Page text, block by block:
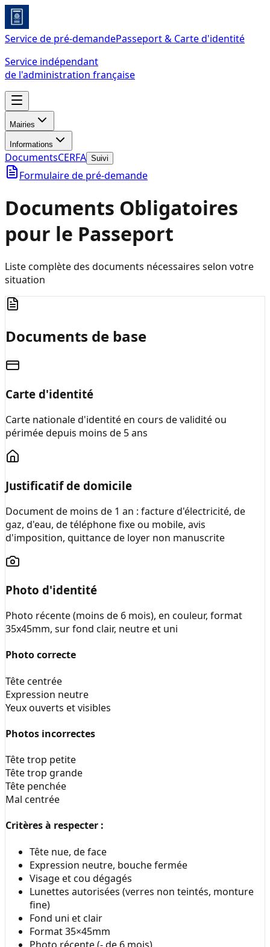
Service de pré-demandePasseport & Carte d'identité
Service indépendant
de l'administration française
Mairies
Informations
DocumentsCERFA Suivi
Formulaire de pré-demande
Documents Obligatoires
pour le Passeport
Liste complète des documents nécessaires selon votre
situation
Documents de base
Carte d'identité
Carte nationale d'identité en cours de validité ou
périmée depuis moins de 5 ans
Justificatif de domicile
Document de moins de 1 an : facture d'électricité, de
gaz, d'eau, de téléphone fixe ou mobile, avis
d'imposition, quittance de loyer non manuscrite
Photo d'identité
Photo récente (moins de 6 mois), en couleur, format
35x45mm, sur fond clair, neutre et uni
Photo correcte
Tête centrée
Expression neutre
Yeux ouverts et visibles
Photos incorrectes
Tête trop petite
Tête trop grande
Tête penchée
Mal centrée
Critères à respecter :
Tête nue, de face
Expression neutre, bouche fermée
Visage et cou dégagés
Lunettes autorisées (verres non teintés, monture
fine)
Fond uni et clair
Format 35×45mm
Photo récente (- de 6 mois)